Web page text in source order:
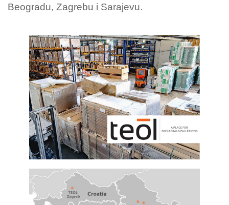
Beogradu, Zagrebu i Sarajevu.